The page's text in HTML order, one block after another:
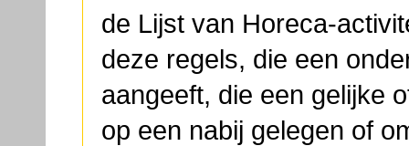
de Lijst van Horeca-
deze regels, die een
aangeeft, die een gelijke
op een nabij gelegen of